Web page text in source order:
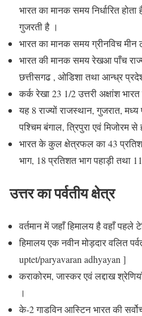
भारत का मानक समय निर्धारित
गुजरती है ।
भारत का मानक समय ग्रीनविच
भारत की मानक समय रेखआ पाँच
छत्तीसगढ , ओडिशा तथा आन्ध्र
कर्क रेखा 23 1/2 उत्तरी अक्षांश
यह 8 राज्यों राजस्थान, गुजरात,
पश्चिम बंगाल, त्रिपुरा एवं मिजोरम से
भारत के कुल क्षेत्रफल का 43
भाग, 18 प्रतिशत भाग पहाड़ी तथा
उत्तर का पर्वतीय क्षेत्र
वर्तमान में जहाँ हिमालय है वहाँ
हिमालय एक नवीन मोड़दार वलित
uptet/paryavaran adhyayan ]
कराकोरम, जास्कर एवं लद्दाख
।
के-2 गाडविन आस्टिन भारत की